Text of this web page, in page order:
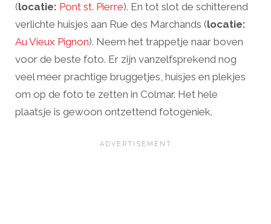
(locatie: Pont st. Pierre). En tot slot de schitterend
verlichte huisjes aan Rue des Marchands (locatie:
Au Vieux Pignon). Neem het trappetje naar boven
voor de beste foto. Er zijn vanzelfsprekend nog
veel meer prachtige bruggetjes, huisjes en plekjes
om op de foto te zetten in Colmar. Het hele
plaatsje is gewoon ontzettend fotogeniek.